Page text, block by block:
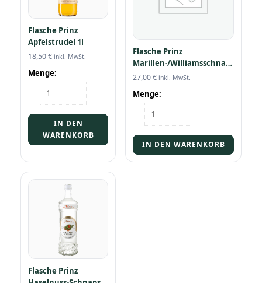
Flasche Prinz
Apfelstrudel 1l
18,50€ inkl. MwSt.
Menge:
Flasche
Prinz
Menge
IN DEN
WARENKORB
Flasche Prinz
Marillen-/Williamsschnaps
1l
27,00€ inkl. MwSt.
Menge:
Flasche
Prinz
1l
Menge
IN DEN WARENKORB
Flasche Prinz